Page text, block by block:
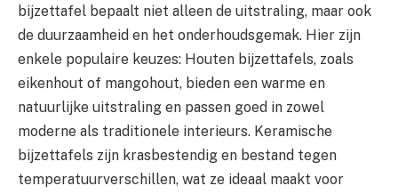
bijzettafel bepaalt niet alleen de uitstraling, maar ook
de duurzaamheid en het onderhoudsgemak. Hier zijn
enkele populaire keuzes: Houten bijzettafels, zoals
eikenhout of mangohout, bieden een warme en
natuurlijke uitstraling en passen goed in zowel
moderne als traditionele interieurs. Keramische
bijzettafels zijn krasbestendig en bestand tegen
temperatuurverschillen, wat ze ideaal maakt voor